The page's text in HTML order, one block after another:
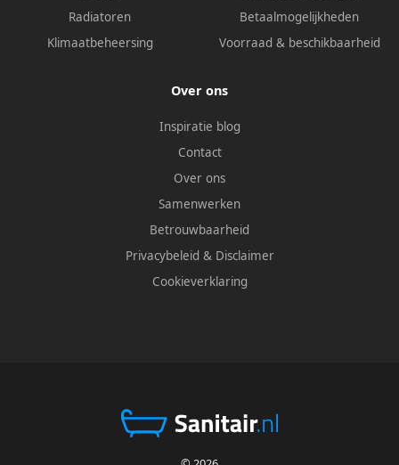
Radiatoren
Klimaatbeheersing
Betaalmogelijkheden
Voorraad & beschikbaarheid
Over ons
Inspiratie blog
Contact
Over ons
Samenwerken
Betrouwbaarheid
Privacybeleid & Disclaimer
Cookieverklaring